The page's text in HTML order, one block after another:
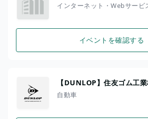
インターネット・Webサービ
イベントを確認する
【DUNLOP】住友ゴム工
自動車